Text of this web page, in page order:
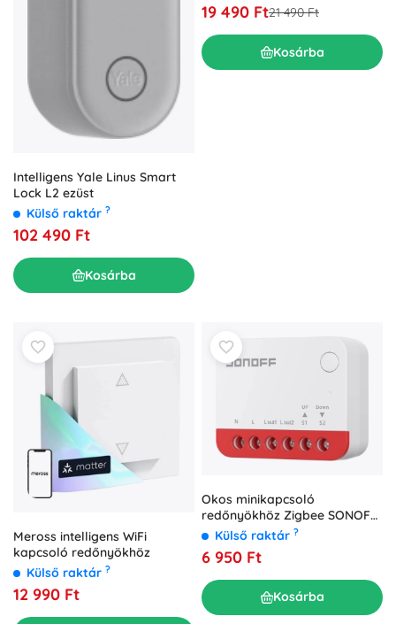
Intelligens Yale Linus Smart
Lock L2 ezüst
Külső raktár ?
102 490 Ft
Kosárba
19 490 Ft21 490 Ft
Kosárba
Meross intelligens WiFi
kapcsoló redőnyökhöz
Külső raktár ?
12 990 Ft
Okos minikapcsoló
redőnyökhöz Zigbee SONOFF
MINI-ZBRBS
Külső raktár ?
6 950 Ft
Kosárba